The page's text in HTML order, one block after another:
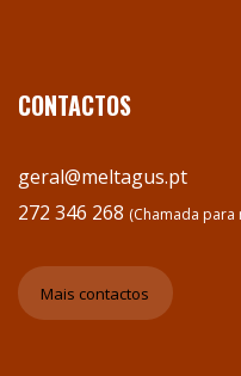
CONTACTOS
geral@meltagus.pt
272 346 268 (Chamada para
Mais contactos